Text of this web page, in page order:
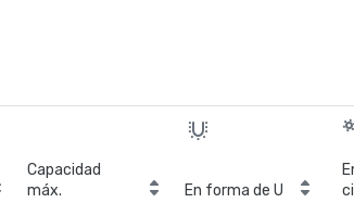
Capacidad
máx.
En forma de U